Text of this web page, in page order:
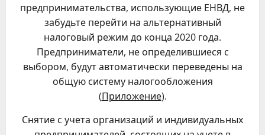
предпринимательства, использующие ЕНВД, не
забудьте перейти на альтернативный
налоговый режим до конца 2020 года.
Предприниматели, не определившиеся с
выбором, будут автоматически переведены на
общую систему налогообложения
(Приложение).
Снятие с учета организаций и индивидуальных